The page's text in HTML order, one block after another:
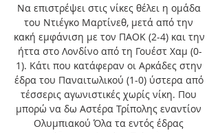
Να επιστρέψει στις νίκες θέλει η ομάδα
του Ντιέγκο Μαρτίνεθ, μετά από την
κακή εμφάνιση με τον ΠΑΟΚ (2-4) και την
ήττα στο Λονδίνο από τη Γουέστ Χαμ (0-
1). Κάτι που κατάφεραν οι Αρκάδες στην
έδρα του Παναιτωλικού (1-0) ύστερα από
τέσσερις αγωνιστικές χωρίς νίκη. Που
μπορώ να δω Αστέρα Τρίπολης εναντίον
Ολυμπιακού Όλα τα εντός έδρας